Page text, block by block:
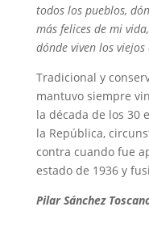
todos los pueblos,
más felices de mi
dónde viven los
Tradicional y
mantuvo siempre
la década de los 30
la República,
contra cuando fue
estado de 1936 y
Pilar Sánchez